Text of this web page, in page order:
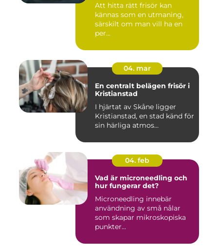
Att hitta rätt frisör kan
kännas som en utmaning,
särskilt om man vill ha en
per...
04. mar
En centralt belägen frisör i
Kristianstad
I hjärtat av Skåne ligger
Kristianstad, en stad känd för
sin härliga atmos...
04. feb
Vad är microneedling och
hur fungerar det?
Microneedling innebär
användning av små nålar
som skapar mikroskopiska
punkter...